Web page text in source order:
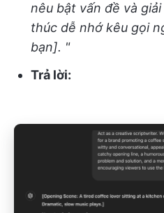
nêu bật vấn đề và
thúc dễ nhớ kêu gọi
bạn]. "
Trả lời: